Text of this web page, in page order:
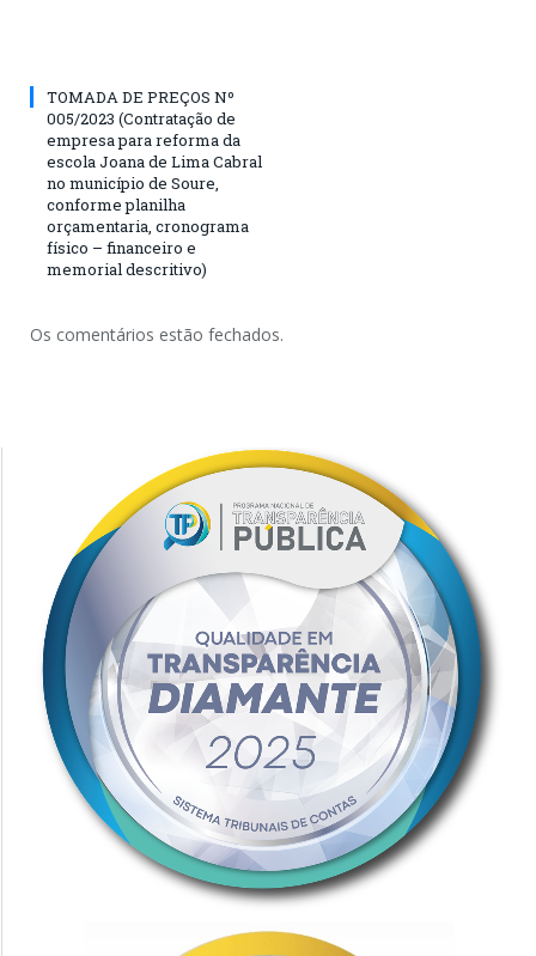
TOMADA DE PREÇOS Nº
005/2023 (Contratação de
empresa para reforma da
escola Joana de Lima Cabral
no município de Soure,
conforme planilha
orçamentaria, cronograma
físico – financeiro e
memorial descritivo)
Os comentários estão fechados.